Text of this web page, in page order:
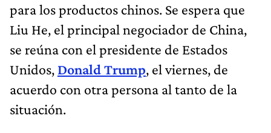
para los productos chinos. Se espera que
Liu He, el principal negociador de China,
se reúna con el presidente de Estados
Unidos, Donald Trump, el viernes, de
acuerdo con otra persona al tanto de la
situación.